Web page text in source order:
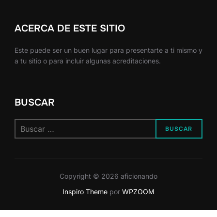
ACERCA DE ESTE SITIO
Este puede ser un buen lugar para presentarte a ti mismo y
a tu sitio o para incluir algunas acreditaciones.
BUSCAR
BUSCAR
Copyright © 2026 aficionando
Inspiro Theme por WPZOOM